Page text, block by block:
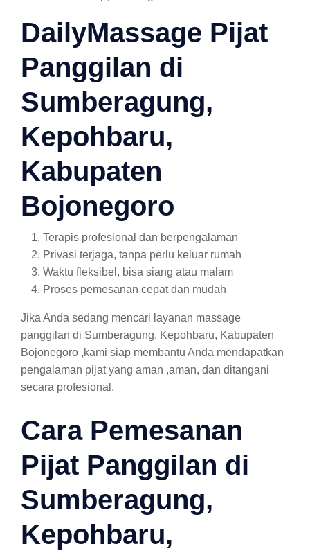
DailyMassage Pijat
Panggilan di
Sumberagung,
Kepohbaru,
Kabupaten
Bojonegoro
Terapis profesional dan berpengalaman
Privasi terjaga, tanpa perlu keluar rumah
Waktu fleksibel, bisa siang atau malam
Proses pemesanan cepat dan mudah
Jika Anda sedang mencari layanan massage
panggilan di Sumberagung, Kepohbaru, Kabupaten
Bojonegoro ,kami siap membantu Anda mendapatkan
pengalaman pijat yang aman ,aman, dan ditangani
secara profesional.
Cara Pemesanan
Pijat Panggilan di
Sumberagung,
Kepohbaru,